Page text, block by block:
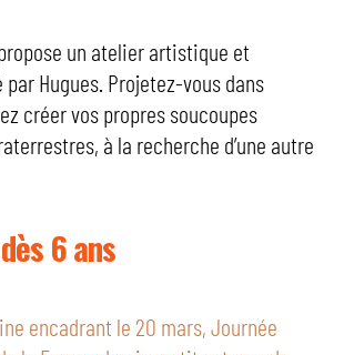
un atelier artistique et
Hugues. Projetez-vous dans
créer vos propres soucoupes
à la recherche d’une autre
6 ans
encadrant le 20 mars, Journée